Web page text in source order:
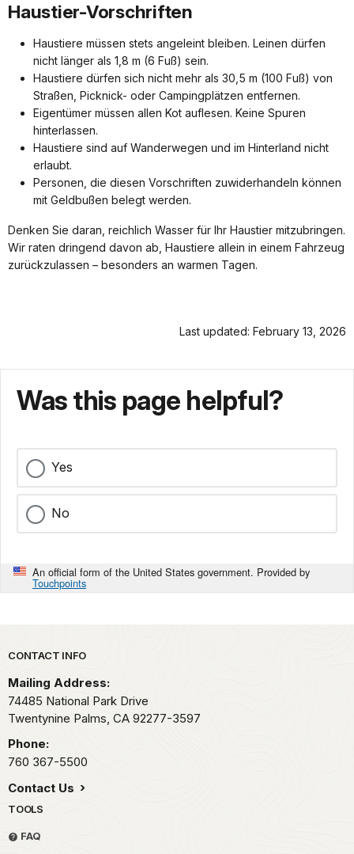
Haustier-Vorschriften
Haustiere müssen stets angeleint bleiben. Leinen dürfen
nicht länger als 1,8 m (6 Fuß) sein.
Haustiere dürfen sich nicht mehr als 30,5 m (100 Fuß) von
Straßen, Picknick- oder Campingplätzen entfernen.
Eigentümer müssen allen Kot auflesen. Keine Spuren
hinterlassen.
Haustiere sind auf Wanderwegen und im Hinterland nicht
erlaubt.
Personen, die diesen Vorschriften zuwiderhandeln können
mit Geldbußen belegt werden.
Denken Sie daran, reichlich Wasser für Ihr Haustier mitzubringen.
Wir raten dringend davon ab, Haustiere allein in einem Fahrzeug
zurückzulassen – besonders an warmen Tagen.
Last updated: February 13, 2026
Was this page helpful?
Yes
No
An official form of the United States government. Provided by
Touchpoints
Park footer
CONTACT INFO
Mailing Address:
74485 National Park Drive
Twentynine Palms, CA 92277-3597
Phone:
760 367-5500
Contact Us
TOOLS
FAQ